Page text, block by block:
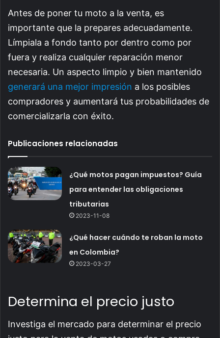
Antes de poner tu moto a la venta, es
importante que la prepares adecuadamente.
Límpiala a fondo tanto por dentro como por
fuera y realiza cualquier reparación menor
necesaria. Un aspecto limpio y bien mantenido
generará una mejor impresión a los posibles
compradores y aumentará tus probabilidades de
comercializarla con éxito.
Publicaciones relacionadas
¿Qué motos pagan impuestos? Guía
para entender las obligaciones
tributarias
2023-11-08
¿Qué hacer cuándo te roban la moto
en Colombia?
2023-03-27
Determina el precio justo
Investiga el mercado para determinar el precio